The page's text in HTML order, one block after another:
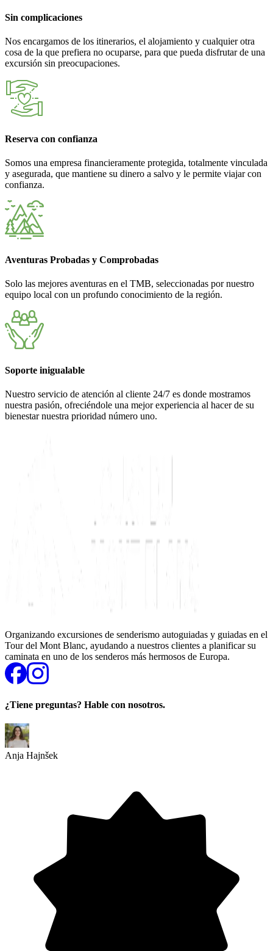
Sin complicaciones
Nos encargamos de los itinerarios, el alojamiento y cualquier otra
cosa de la que prefiera no ocuparse, para que pueda disfrutar de una
excursión sin preocupaciones.
Reserva con confianza
Somos una empresa financieramente protegida, totalmente vinculada
y asegurada, que mantiene su dinero a salvo y le permite viajar con
confianza.
Aventuras Probadas y Comprobadas
Solo las mejores aventuras en el TMB, seleccionadas por nuestro
equipo local con un profundo conocimiento de la región.
Soporte inigualable
Nuestro servicio de atención al cliente 24/7 es donde mostramos
nuestra pasión, ofreciéndole una mejor experiencia al hacer de su
bienestar nuestra prioridad número uno.
Organizando excursiones de senderismo autoguiadas y guiadas en el
Tour del Mont Blanc, ayudando a nuestros clientes a planificar su
caminata en uno de los senderos más hermosos de Europa.
¿Tiene preguntas? Hable con nosotros.
Anja Hajnšek